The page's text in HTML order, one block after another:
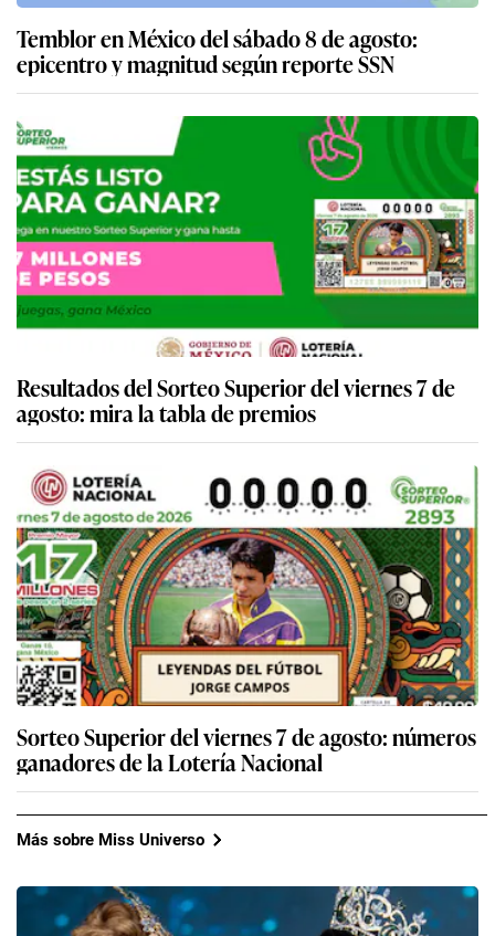
Temblor en México del sábado 8 de agosto:
epicentro y magnitud según reporte SSN
Resultados del Sorteo Superior del viernes 7 de
agosto: mira la tabla de premios
Sorteo Superior del viernes 7 de agosto: números
ganadores de la Lotería Nacional
Más sobre Miss Universo